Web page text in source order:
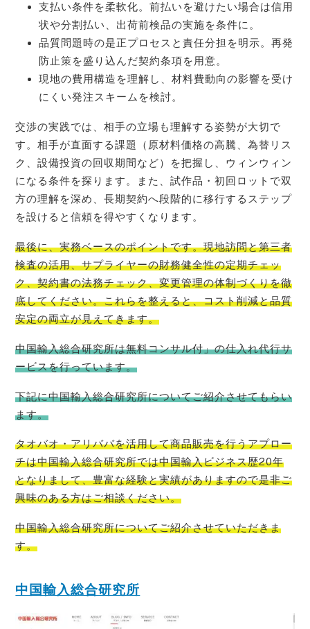
支払い条件を柔軟化。前払いを避けたい場合は信用
状や分割払い、出荷前検品の実施を条件に。
品質問題時の是正プロセスと責任分担を明示。再発
防止策を盛り込んだ契約条項を用意。
現地の費用構造を理解し、材料費動向の影響を受け
にくい発注スキームを検討。
交渉の実践では、相手の立場も理解する姿勢が大切で
す。相手が直面する課題（原材料価格の高騰、為替リス
ク、設備投資の回収期間など）を把握し、ウィンウィン
になる条件を探ります。また、試作品・初回ロットで双
方の理解を深め、長期契約へ段階的に移行するステップ
を設けると信頼を得やすくなります。
最後に、実務ベースのポイントです。現地訪問と第三者
検査の活用、サプライヤーの財務健全性の定期チェッ
ク、契約書の法務チェック、変更管理の体制づくりを徹
底してください。これらを整えると、コスト削減と品質
安定の両立が見えてきます。
中国輸入総合研究所は無料コンサル付」の仕入れ代行サ
ービスを行っています。
下記に中国輸入総合研究所についてご紹介させてもらい
ます。
タオバオ・アリババを活用して商品販売を行うアプロー
チは中国輸入総合研究所では中国輸入ビジネス歴20年
となりまして、豊富な経験と実績がありますので是非ご
興味のある方はご相談ください。
中国輸入総合研究所についてご紹介させていただきま
す。
中国輸入総合研究所